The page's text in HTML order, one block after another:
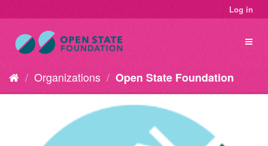
Log in
Organizations Open State Foundation